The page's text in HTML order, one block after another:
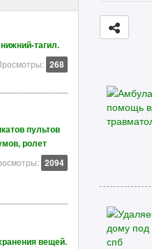
тагил.
268
пультов
ролет
2094
вещей.